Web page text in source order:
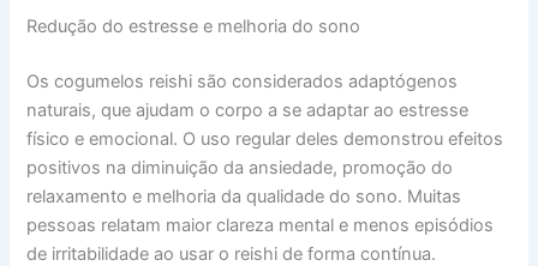
Redução do estresse e melhoria do sono
Os cogumelos reishi são considerados adaptógenos
naturais, que ajudam o corpo a se adaptar ao estresse
físico e emocional. O uso regular deles demonstrou efeitos
positivos na diminuição da ansiedade, promoção do
relaxamento e melhoria da qualidade do sono. Muitas
pessoas relatam maior clareza mental e menos episódios
de irritabilidade ao usar o reishi de forma contínua.